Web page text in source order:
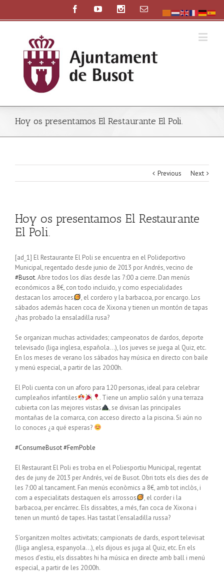
Hoy os presentamos El Restaurante El Poli.
Previous Next
Hoy os presentamos El Restaurante
El Poli.
[ad_1] El Restaurante El Poli se encuentra en el Polideportivo
Municipal, regentado desde junio de 2013 por Andrés, vecino de
#Busot. Abre todos los días desde las 7:00 a cierre. Dan menús
económicos a 8€, con todo incluido, y como especialidades
destacan los arroces
, el cordero y la barbacoa, por encargo. Los
sábados además hacen coca de Xixona y tienen un montón de tapas
¿has probado la ensaladilla rusa?
Se organizan muchas actividades; campeonatos de dardos, deporte
televisado (liga inglesa, española…), los jueves se juega al Quiz, etc.
En los meses de verano los sábados hay música en directo con baile
y menú especial, a partir de las 20:00h.
El Poli cuenta con un aforo para 120 personas, ideal para celebrar
cumpleaños infantiles
. Tiene un amplio salón y una terraza
cubierta con las mejores vistas
, se divisan las principales
montañas de la comarca, con acceso directo a la piscina. Si aún no
lo conoces ¿a qué esperas?
#ConsumeBusot#FemPoble
El Restaurant El Poli es troba en el Poliesportiu Municipal, regentat
des de juny de 2013 per Andrés, veí de Busot. Obri tots els dies des de
les 7:00 al tancament. Fan menús econòmics a 8€, amb tot inclòs, i
com a especialitats destaquen els arrossos
, el corder i la
barbacoa, per encàrrec. Els dissabtes, a més, fan coca de Xixona i
tenen un muntó de tapes. Has tastat l’ensaladilla russa?
S’organitzen moltes activitats; campionats de dards, esport televisat
(lliga anglesa, espanyola…), els dijous es juga al Quiz, etc. En els
mesos d’estiu, els dissabtes hi ha música en directe amb ball i menú
especial, a partir de les 20:00h.